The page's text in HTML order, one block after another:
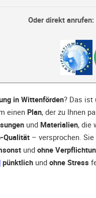
Oder direkt anrufen:
in Wittenförden? Das ist
einen Plan, der zu Ihnen
und Materialien, die
Qualität – versprochen.
und ohne
pünktlich und ohne Stress